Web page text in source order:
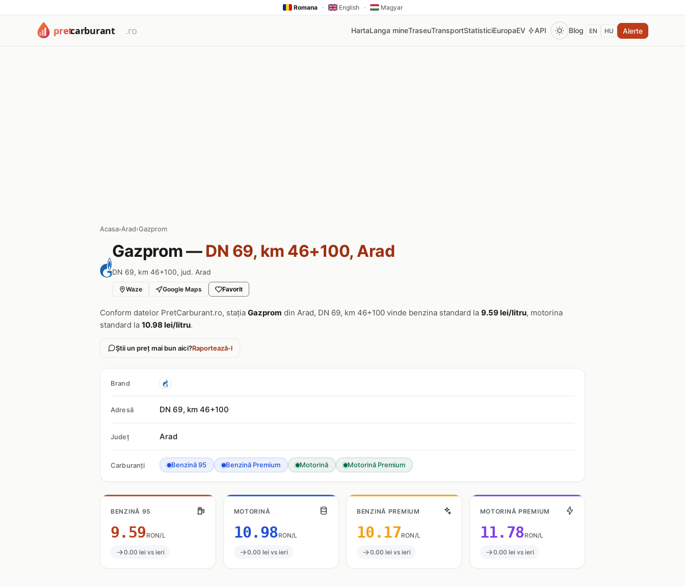
Romana · English · Magyar
HartaLanga mineTraseuTransportStatisticiEuropaEV API Blog EN HU Alerte
Acasa›Arad›Gazprom
Gazprom — DN 69, km 46+100, Arad
DN 69, km 46+100, jud. Arad
Waze Google Maps Favorit
Conform datelor PretCarburant.ro, stația Gazprom din Arad, DN 69, km 46+100 vinde benzina standard la 9.59 lei/litru, motorina
standard la 10.98 lei/litru.
Știi un preț mai bun aici?Raportează-l
Brand
Adresă DN 69, km 46+100
Județ Arad
Carburanți Benzină 95 Benzină Premium Motorină Motorină Premium
BENZINĂ 95
9.59RON/L
0.00 lei vs ieri
MOTORINĂ
10.98RON/L
0.00 lei vs ieri
BENZINĂ PREMIUM
10.17RON/L
0.00 lei vs ieri
MOTORINĂ PREMIUM
11.78RON/L
0.00 lei vs ieri